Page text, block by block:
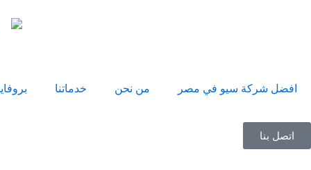
افضل شركة سيو في مصر من نحن خدماتنا
اتصل بنا